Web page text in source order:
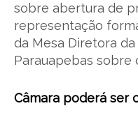
sobre abertura de
representação
da Mesa Diretora
Parauapebas sobre
Câmara poderá ser